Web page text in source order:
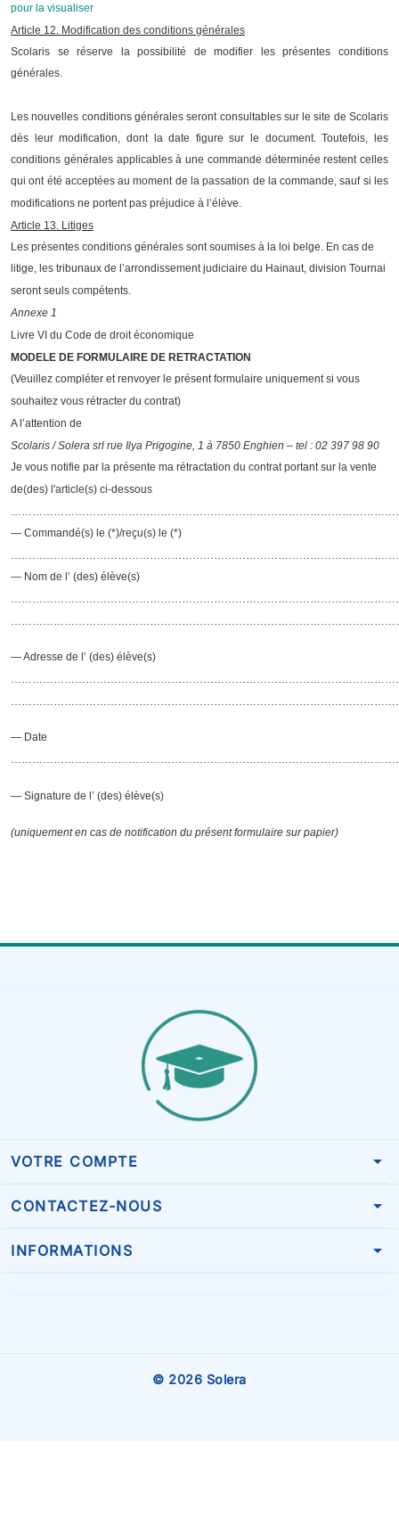
pour la visualiser
Article 12. Modification des conditions générales
Scolaris se réserve la possibilité de modifier les présentes conditions
générales.
Les nouvelles conditions générales seront consultables sur le site de Scolaris
dès leur modification, dont la date figure sur le document. Toutefois, les
conditions générales applicables à une commande déterminée restent celles
qui ont été acceptées au moment de la passation de la commande, sauf si les
modifications ne portent pas préjudice à l’élève.
Article 13. Litiges
Les présentes conditions générales sont soumises à la loi belge. En cas de
litige, les tribunaux de l’arrondissement judiciaire du Hainaut, division Tournai
seront seuls compétents.
Annexe 1
Livre VI du Code de droit économique
MODELE DE FORMULAIRE DE RETRACTATION
(Veuillez compléter et renvoyer le présent formulaire uniquement si vous
souhaitez vous rétracter du contrat)
A l’attention de
Scolaris / Solera srl rue Ilya Prigogine, 1 à 7850 Enghien – tel : 02 397 98 90
Je vous notifie par la présente ma rétractation du contrat portant sur la vente
de(des) l'article(s) ci-dessous
— Commandé(s) le (*)/reçu(s) le (*)
— Nom de l’ (des) élève(s)
— Adresse de l’ (des) élève(s)
— Date
— Signature de l’ (des) élève(s)
(uniquement en cas de notification du présent formulaire sur papier)
VOTRE COMPTE arrow_drop_down
CONTACTEZ-NOUS arrow_drop_down
INFORMATIONS arrow_drop_down
© 2026 Solera